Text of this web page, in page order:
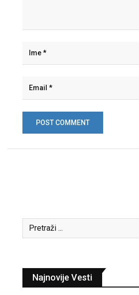
Najnovije Vesti